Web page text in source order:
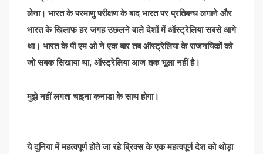
लेना। भारत के परमाणु परीक्षण के बाद भारत पर प्रतिबन्ध लगाने और
भारत के खिलाफ हर जगह उछलने वाले देशों में ऑस्ट्रेलिया सबसे आगे
था। भारत के पी एम ओ ने एक बार तब ऑस्ट्रेलिया के राजनयिकों को
जो सबक सिखाया था, ऑस्ट्रेलिया आज तक भूला नहीं है।
मुझे नहीं लगता चाइना कनाडा के साथ होगा।
ये दुनिया में महत्वपूर्ण होते जा रहे ब्रिक्स के एक महत्वपूर्ण देश को थोड़ा